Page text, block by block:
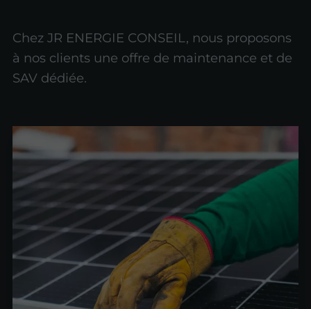
Chez JR ENERGIE CONSEIL, nous proposons
à nos clients une offre de maintenance et de
SAV dédiée.